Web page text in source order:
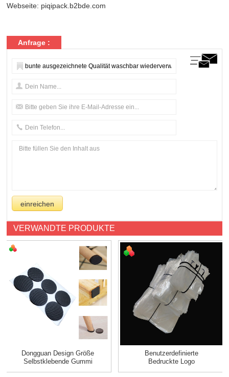
Webseite: piqipack.b2bde.com
Anfrage :
VERWANDTE PRODUKTE
Dongguan Design Größe
Selbstklebende Gummi
Benutzerdefinierte
Bedruckte Logo